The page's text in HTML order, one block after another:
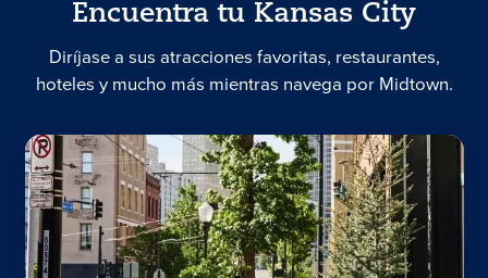
Encuentra tu Kansas City
Diríjase a sus atracciones favoritas, restaurantes,
hoteles y mucho más mientras navega por Midtown.